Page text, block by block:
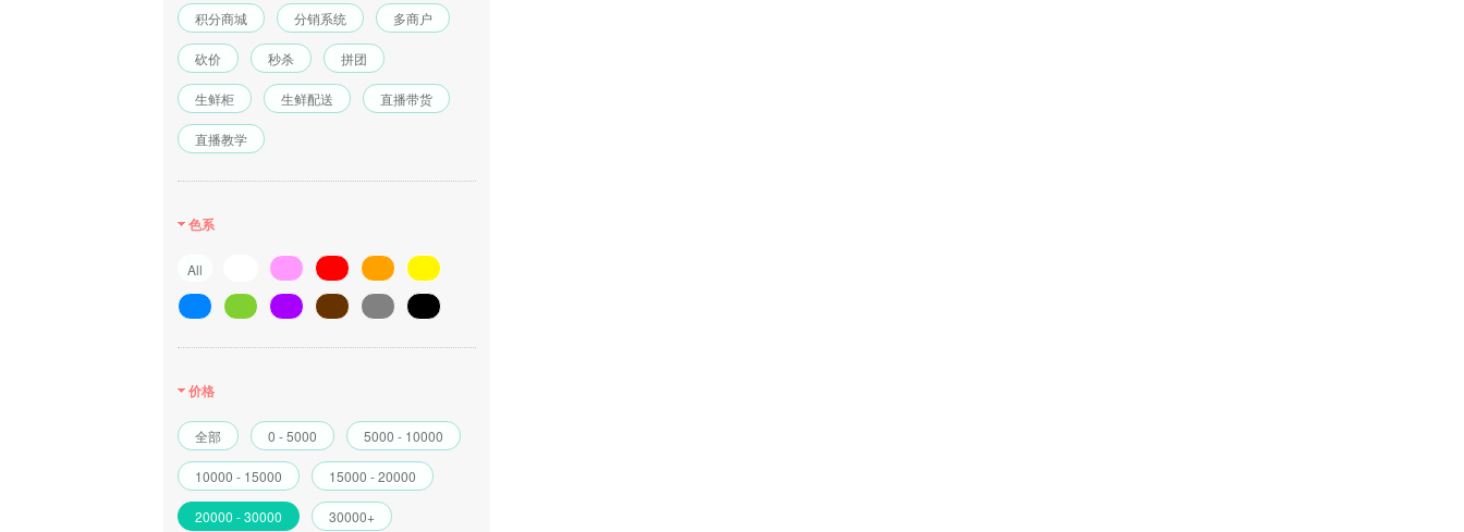
积分商城 分销系统 多商户
砍价 秒杀 拼团
生鲜柜 生鲜配送 直播带货
直播教学
色系
All
价格
全部 0 - 5000 5000 - 10000
10000 - 15000 15000 - 20000
20000 - 30000 30000+